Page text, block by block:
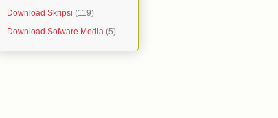
Download Skripsi (119)
Download Sofware Media (5)